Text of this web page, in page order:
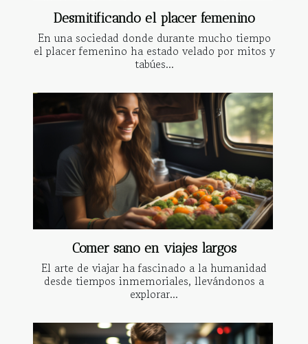
Desmitificando el placer femenino
En una sociedad donde durante mucho tiempo
el placer femenino ha estado velado por mitos y
tabúes...
Comer sano en viajes largos
El arte de viajar ha fascinado a la humanidad
desde tiempos inmemoriales, llevándonos a
explorar...